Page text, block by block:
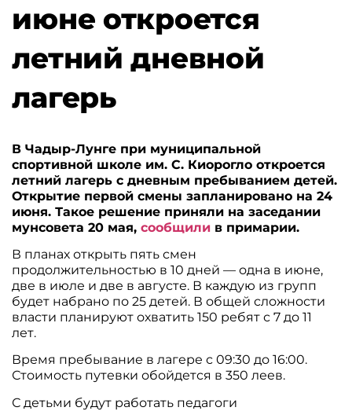
июне откроется
летний дневной
лагерь
В Чадыр-Лунге при муниципальной
спортивной школе им. С. Киорогло откроется
летний лагерь с дневным пребыванием детей.
Открытие первой смены запланировано на 24
июня. Такое решение приняли на заседании
мунсовета 20 мая,сообщили в примарии.
В планах открыть пять смен
продолжительностью в 10 дней — одна в июне,
две в июле и две в августе. В каждую из групп
будет набрано по 25 детей. В общей сложности
власти планируют охватить 150 ребят с 7 до 11
лет.
Время пребывание в лагере с 09:30 до 16:00.
Стоимость путевки обойдется в 350 леев.
С детьми будут работать педагоги